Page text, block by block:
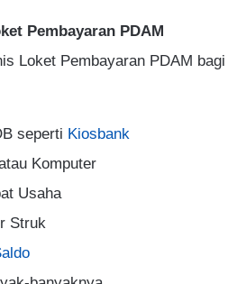
Pembayaran PDAM
Loket Pembayaran PDAM bagi
seperti Kiosbank
Komputer
Usaha
Struk